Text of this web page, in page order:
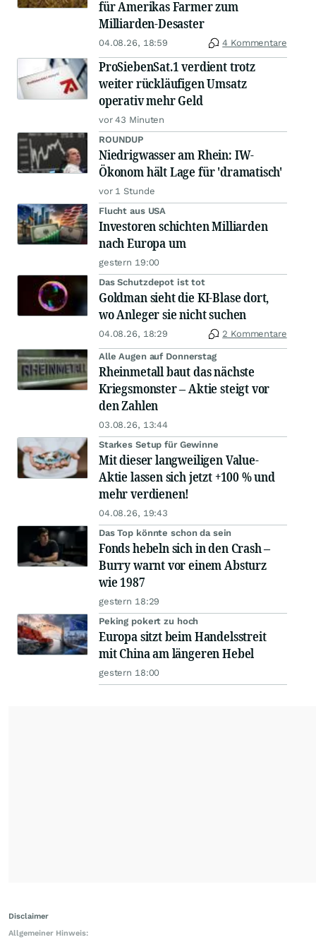
für Amerikas Farmer zum
Milliarden-Desaster
04.08.26, 18:59 4 Kommentare
ProSiebenSat.1 verdient trotz
weiter rückläufigen Umsatz
operativ mehr Geld
vor 43 Minuten
ROUNDUP
Niedrigwasser am Rhein: IW-
Ökonom hält Lage für 'dramatisch'
vor 1 Stunde
Flucht aus USA
Investoren schichten Milliarden
nach Europa um
gestern 19:00
Das Schutzdepot ist tot
Goldman sieht die KI-Blase dort,
wo Anleger sie nicht suchen
04.08.26, 18:29 2 Kommentare
Alle Augen auf Donnerstag
Rheinmetall baut das nächste
Kriegsmonster – Aktie steigt vor
den Zahlen
03.08.26, 13:44
Starkes Setup für Gewinne
Mit dieser langweiligen Value-
Aktie lassen sich jetzt +100 % und
mehr verdienen!
04.08.26, 19:43
Das Top könnte schon da sein
Fonds hebeln sich in den Crash –
Burry warnt vor einem Absturz
wie 1987
gestern 18:29
Peking pokert zu hoch
Europa sitzt beim Handelsstreit
mit China am längeren Hebel
gestern 18:00
Disclaimer
Allgemeiner Hinweis: